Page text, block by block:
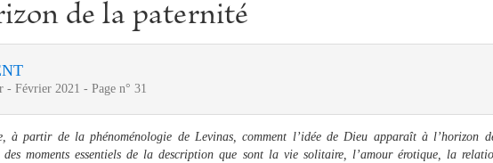
de la paternité
- Février 2021 - Page n° 31
à partir de la phénoménologie de Levinas, comment l’idée de Dieu apparaît à l’horizon
des moments essentiels de la description que sont la vie solitaire, l’amour érotique, la